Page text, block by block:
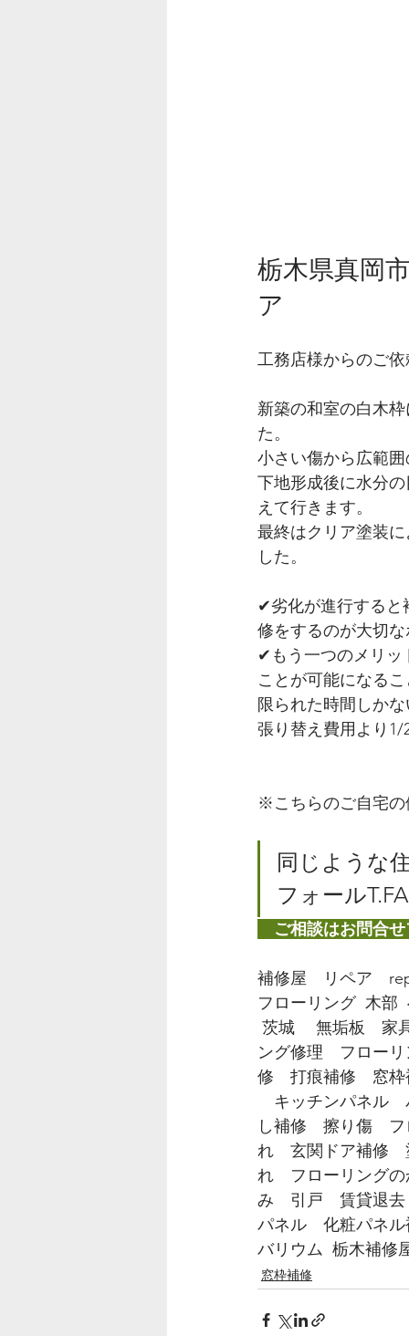
栃木県真岡
ア
工務店様からのご
新築の和室の白木
た。
小さい傷から広範
下地形成後に水分
えて行きます。
最終はクリア塗装
した。
✔︎劣化が進行すると
修をするのが大切
✔︎もう一つのメリッ
ことが可能になる
限られた時間しか
張り替え費用より
※こちらのご自宅の
同じような
フォール
ご相談はお問合
補修屋　リペア　
フローリング  木部
茨城　 無垢板　家
ング修理　フロー
修　打痕補修　窓
キッチンパネル　
し補修　擦り傷　
れ　玄関ドア補修
れ　フローリング
み　引戸　賃貸退
パネル　化粧パネ
バリウム  栃木補修
窓枠補修